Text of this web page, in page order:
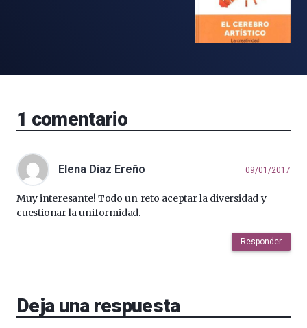
1 comentario
Elena Diaz Ereño 09/01/2017
Muy interesante! Todo un reto aceptar la diversidad y
cuestionar la uniformidad.
Responder
Deja una respuesta